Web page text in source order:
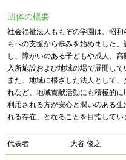
団体の概要
社会福祉法人ももぞの学園は、昭
もへの支援から歩みを始めました
し、障がいのある子どもや成人、
入所施設および地域の場で展開して
また、地域に根ざした法人として
れなど、地域貢献活動にも積極的に
利用される方が安心と潤いのある
れる存在」となることを目指してい
代表者 大谷 俊之